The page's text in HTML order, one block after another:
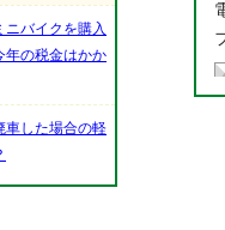
ニバイクを購入
年の税金はかか
車した場合の軽